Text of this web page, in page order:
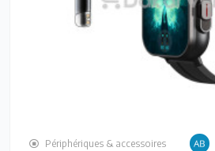
Périphériques & accessoires